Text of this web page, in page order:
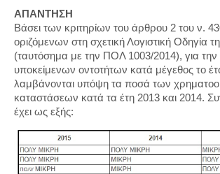
ΑΠΑΝΤΗΣΗ
Βάσει των κριτηρίων του άρθρου 2 του ν.
οριζόμενων στη σχετική Λογιστική Οδηγία
(ταυτόσημα με την ΠΟΛ 1003/2014), για την
υποκείμενων οντοτήτων κατά μέγεθος το
λαμβάνονται υπόψη τα ποσά των
καταστάσεων κατά τα έτη 2013 και 2014.
έχει ως εξής: